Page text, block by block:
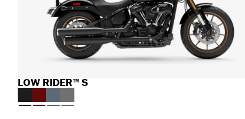
LOW RIDER™ S